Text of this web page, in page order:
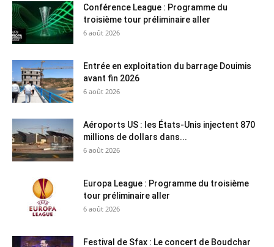
Conférence League : Programme du
troisième tour préliminaire aller
6 août 2026
Entrée en exploitation du barrage Douimis
avant fin 2026
6 août 2026
Aéroports US : les États-Unis injectent 870
millions de dollars dans...
6 août 2026
Europa League : Programme du troisième
tour préliminaire aller
6 août 2026
Festival de Sfax : Le concert de Boudchar